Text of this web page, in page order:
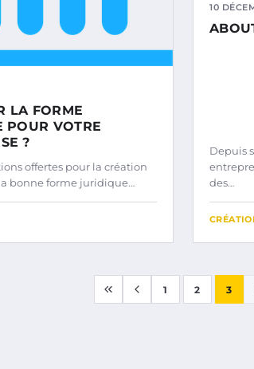
LA FORME
POUR VOTRE
?
offertes pour la création
bonne forme juridique…
10
Depuis
des…
1 2 3